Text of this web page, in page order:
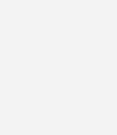
erneute
ein positives
Bandbreite des
ist. Die